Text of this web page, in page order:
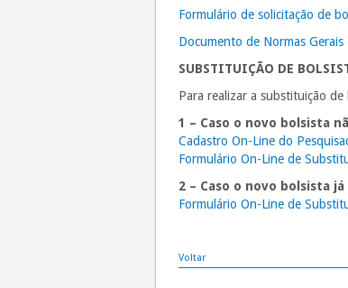
Formulário de solicitação de
Documento de Normas Gerais
SUBSTITUIÇÃO DE
Para realizar a substituição
1 – Caso o novo bolsista
Cadastro On-Line do
Formulário On-Line de
2 – Caso o novo bolsista já
Formulário On-Line de
Voltar